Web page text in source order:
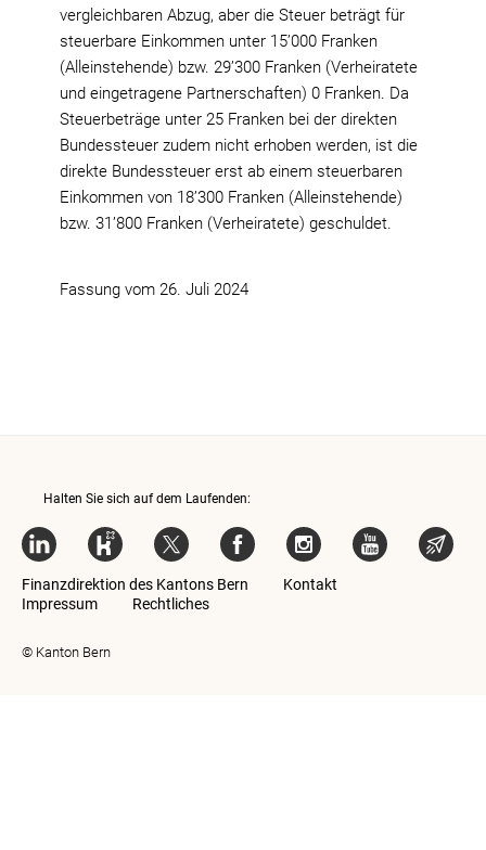
vergleichbaren Abzug, aber die Steuer beträgt für
steuerbare Einkommen unter 15’000 Franken
(Alleinstehende) bzw. 29’300 Franken (Verheiratete
und eingetragene Partnerschaften) 0 Franken. Da
Steuerbeträge unter 25 Franken bei der direkten
Bundessteuer zudem nicht erhoben werden, ist die
direkte Bundessteuer erst ab einem steuerbaren
Einkommen von 18’300 Franken (Alleinstehende)
bzw. 31’800 Franken (Verheiratete) geschuldet.
Fassung vom 26. Juli 2024
Halten Sie sich auf dem Laufenden:
© Kanton Bern
Finanzdirektion des Kantons Bern
Kontakt
Impressum
Rechtliches